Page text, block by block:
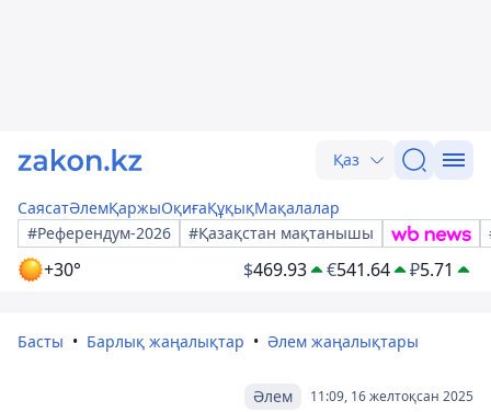
Қаз
СаясатӘлемҚаржыОқиғаҚұқықМақалалар
#Референдум-2026
#Қазақстан мақтанышы
+30° $469.93 €541.64 ₽5.71
Басты Барлық жаңалықтар Әлем жаңалықтары
11:09, 16 желтоқсан 2025
Әлем